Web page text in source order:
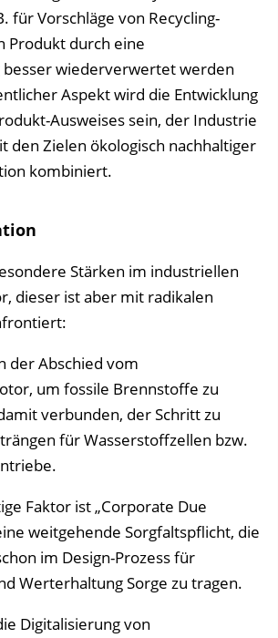
für Vorschläge von Recycling-
Produkt durch eine
besser wiederverwertet werden
Aspekt wird die Entwicklung
Ausweises sein, der Industrie
den Zielen ökologisch nachhaltiger
kombiniert.
Stärken im industriellen
dieser ist aber mit radikalen
der Abschied vom
um fossile Brennstoffe zu
verbunden, der Schritt zu
für Wasserstoffzellen bzw.
Faktor ist „Corporate Due
weitgehende Sorgfaltspflicht, die
im Design-Prozess für
Werterhaltung Sorge zu tragen.
Digitalisierung von